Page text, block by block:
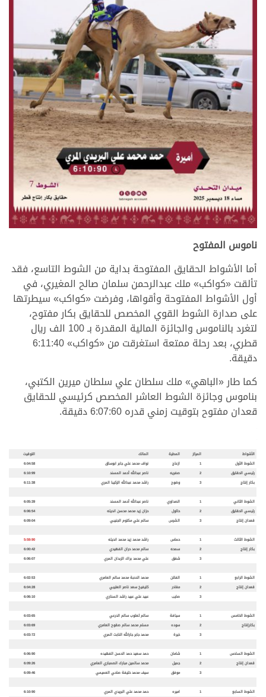
ناموس المفتوح
أما الأشواط الحقايق المفتوحة بداية من الشوط التاسع، فقد
تألقت «كواكب» ملك عبدالرحمن سلمان صالح المغيري، في
أول الأشواط المفتوحة وأقواها، وفرضت «كواكب» سيطرتها
على صدارة الشوط القوي المخصص للحقايق بكار مفتوح،
لتغرد بالناموس والجائزة المالية المقدرة بـ 100 الف ريال
قطري، بعد رحلة ممتعة استغرقت من «كواكب» 6:11:40
دقيقة.
كما طار «الباهي» ملك سلطان علي سلطان ميرين الكتبي،
بناموس وجائزة الشوط العاشر المخصص كرئيسي للحقايق
قعدان مفتوح بتوقيت زمني قدره 6:07:60 دقيقة.
الأشواط المركز المطية المالك
التوقيت
الشوط الأول
1 ازعاج نواف محمد علي جابر ابوساق
6:04:58
رئيسي الحقايق
2 صفريه ناصر عبدالله أحمد المسند
6:10:99
بكار إنتاج
3 وضوح راشد محمد عبدالله الزكيبا المري 6:11:38
الشوط الثاني 1 الصداوي ناصر عبدالله أحمد المسند
6:05:39
رئيسي الحقايق
2 حالول حزان زيد محمد محسن انديله
6:06:54
قعدان إنتاج
3 الشرس سالم علي مكتوم الجنيبي 6:09:04
الشوط الثالث 1 حماس راشد محمد زيد محمد انديله
5:59:90
بكار إنتاج
2 سمحه سالم محمد حران الفهيدي
6:00:42
3
شفق علي محمد براك الزبدان المري 6:06:07
الشوط الرابع 1 الفاتن محمد الدحبة محمد سالم العامري
6:02:53
قعدان إنتاج
2 مغادر كليفيخ سعد ناصر العتيبي
6:04:28
3
صايب عبيد علي عبيد راشد السناري 6:06:10
الشوط الخامس 1 سيافة سالم ثعلوب سالم الدرعي
6:03:65
بكارإنتاج
2 سوده مسلم محمد سالم صقوح العامري
6:03:69
3
خيرة محمد جابر جارالله النابت المري 6:03:72
الشوط السادس 1 شامان حمد سعيد حمد الحسن الفهيده
6:06:90
قعدان إنتاج
2 جميل محمد سالمين مبارك الصمباري العامري
6:09:26
3
موفق سيف محمد خليفة صاحي العميمي 6:09:46
الشوط السابع 1 اميره حمد محمد علي البريدي المري
6:10:90